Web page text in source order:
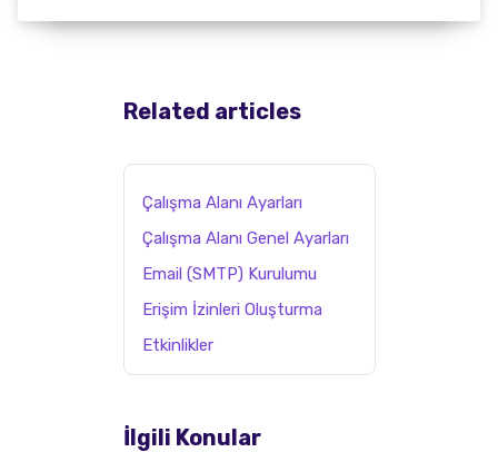
Related articles
Çalışma Alanı Ayarları
Çalışma Alanı Genel Ayarları
Email (SMTP) Kurulumu
Erişim İzinleri Oluşturma
Etkinlikler
İlgili Konular